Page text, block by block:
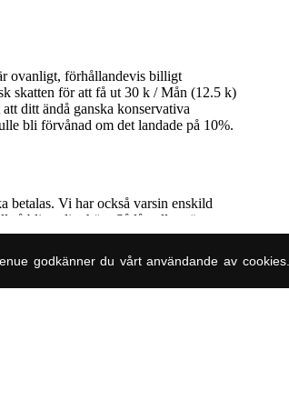
godkänner du vårt användande av cookies.